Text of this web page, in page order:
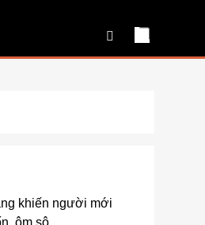
khiến người mới
ôm sô